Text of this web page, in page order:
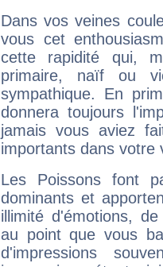
Dans vos veines
vous cet
cette rapidité qui,
primaire, naïf ou
sympathique. En
donnera toujours
jamais vous aviez
importants dans votre
Les Poissons font
dominants et
illimité d'émotions,
au point que vous
d'impressions